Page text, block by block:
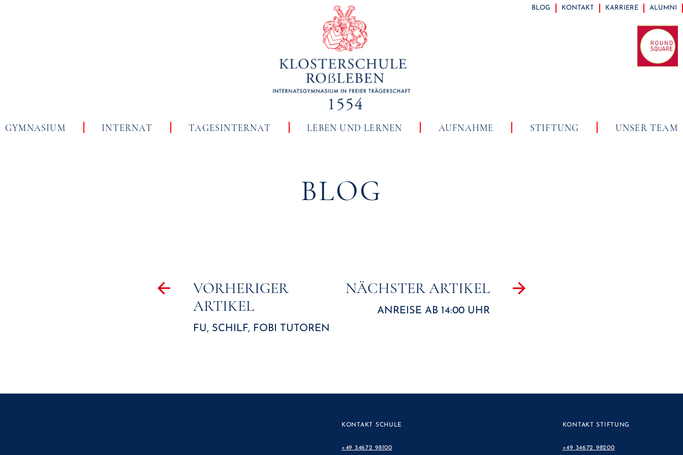
BLOG KONTAKT KARRIERE ALUMNI
GYMNASIUM INTERNAT TAGESINTERNAT LEBEN UND LERNEN AUFNAHME STIFTUNG UNSER TEAM
BLOG
Beitragsnavigation
VORHERIGER
ARTIKEL
FU, SCHILF, FOBI TUTOREN
NÄCHSTER ARTIKEL
ANREISE AB 14:00 UHR
KONTAKT SCHULE
+49 34672 98100
KONTAKT STIFTUNG
+49 34672 98200